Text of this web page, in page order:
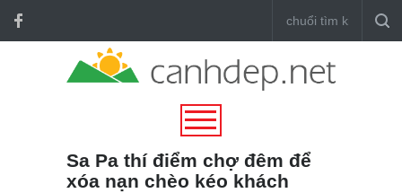
Sa Pa thí điểm chợ đêm để
xóa nạn chèo kéo khách